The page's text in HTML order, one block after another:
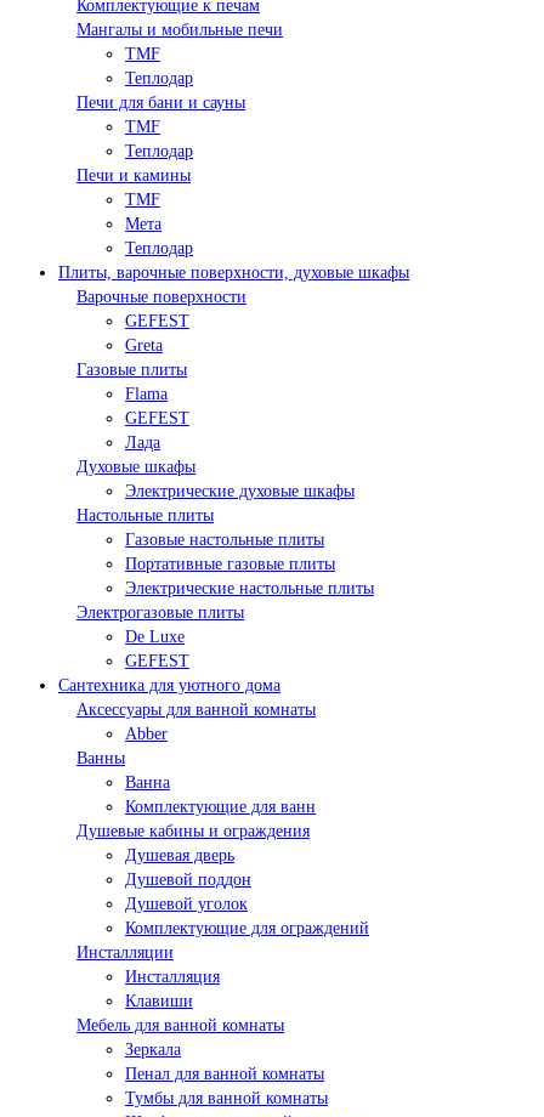
Комплектующие к печам
Мангалы и мобильные печи
TMF
Теплодар
Печи для бани и сауны
TMF
Теплодар
Печи и камины
TMF
Мета
Теплодар
Плиты, варочные поверхности, духовые шкафы
Варочные поверхности
GEFEST
Greta
Газовые плиты
Flama
GEFEST
Лада
Духовые шкафы
Электрические духовые шкафы
Настольные плиты
Газовые настольные плиты
Портативные газовые плиты
Электрические настольные плиты
Электрогазовые плиты
De Luxe
GEFEST
Сантехника для уютного дома
Аксессуары для ванной комнаты
Abber
Ванны
Ванна
Комплектующие для ванн
Душевые кабины и ограждения
Душевая дверь
Душевой поддон
Душевой уголок
Комплектующие для ограждений
Инсталляции
Инсталляция
Клавиши
Мебель для ванной комнаты
Зеркала
Пенал для ванной комнаты
Тумбы для ванной комнаты